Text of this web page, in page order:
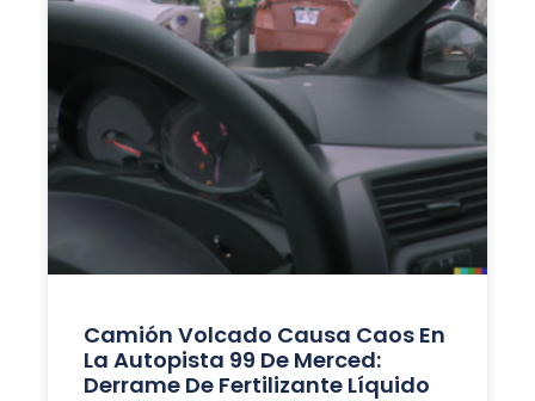
Camión Volcado Causa Caos En
La Autopista 99 De Merced:
Derrame De Fertilizante Líquido